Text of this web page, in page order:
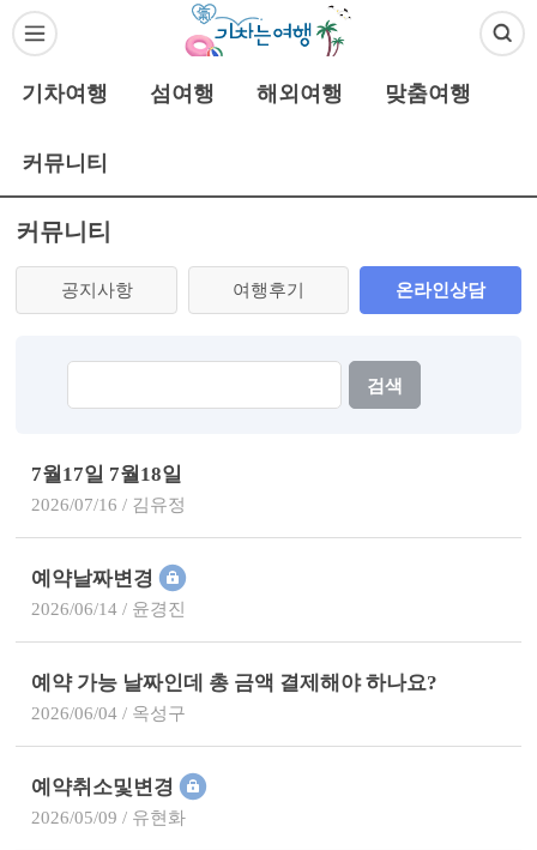
기차여행 섬여행 해외여행 맞춤여행
커뮤니티
커뮤니티
공지사항 여행후기 온라인상담
검색
7월17일 7월18일
2026/07/16 / 김유정
예약날짜변경
2026/06/14 / 윤경진
예약 가능 날짜인데 총 금액 결제해야 하나요?
2026/06/04 / 옥성구
예약취소및변경
2026/05/09 / 유현화